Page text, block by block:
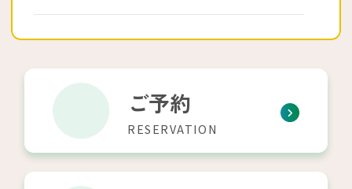
2024.09.26
2024.09.26
新型コロナウイルス感染症による健診受
診制限のお知らせ
ご予約
RESERVATION